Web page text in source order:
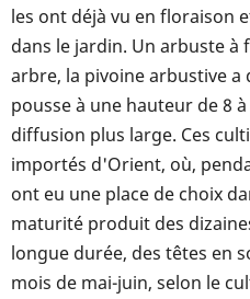
les ont déjà vu en floraison
dans le jardin. Un arbuste à
arbre, la pivoine arbustive a
pousse à une hauteur de 8
diffusion plus large. Ces
importés d'Orient, où,
ont eu une place de choix
maturité produit des
longue durée, des têtes en
mois de mai-juin, selon le